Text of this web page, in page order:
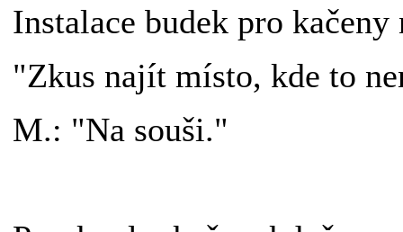
Instalace budek pro
"Zkus najít místo, kde to
M.: "Na souši."